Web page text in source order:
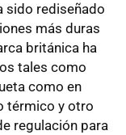
sido rediseñado
más duras
británica ha
tales como
como en
térmico y otro
regulación para